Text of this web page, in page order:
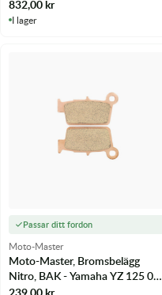
832,00kr
I lager
Passar ditt fordon
Moto-Master
Moto-Master, Bromsbelägg
Nitro, BAK - Yamaha YZ 125 03-
25 m.fl.